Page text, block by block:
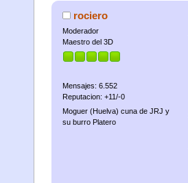
rociero
Moderador
Maestro del 3D
Mensajes: 6.552
Reputacion: +11/-0
Moguer (Huelva) cuna de JRJ y
su burro Platero